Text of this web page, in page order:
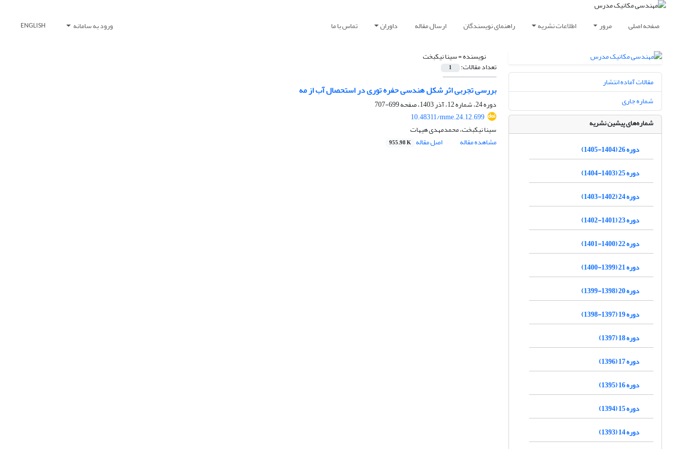
صفحه اصلی مرور اطلاعات نشریه راهنمای نویسندگان ارسال مقاله داوران تماس با ما ورود به سامانه ENGLISH
نویسنده =سینا نیکبخت
تعداد مقالات: 1
بررسی تجربی اثر شکل هندسی حفره توری در استحصال آب از مه
دوره 24، شماره 12، آذر 1403، صفحه
699-707
10.48311/mme.24.12.699
سینا نیکبخت، محمدمهدی هیهات
مشاهده مقاله
اصل مقاله 955.98 K
مقالات آماده انتشار
شماره جاری
شماره‌های پیشین نشریه
دوره 26 (1404-1405)
دوره 25 (1403-1404)
دوره 24 (1402-1403)
دوره 23 (1401-1402)
دوره 22 (1400-1401)
دوره 21 (1399-1400)
دوره 20 (1398-1399)
دوره 19 (1397-1398)
دوره 18 (1397)
دوره 17 (1396)
دوره 16 (1395)
دوره 15 (1394)
دوره 14 (1393)